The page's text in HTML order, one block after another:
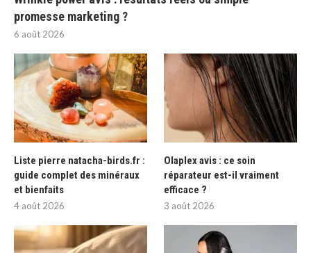
promesse marketing ?
6 août 2026
Liste pierre natacha-birds.fr :
guide complet des minéraux
et bienfaits
4 août 2026
Olaplex avis : ce soin
réparateur est-il vraiment
efficace ?
3 août 2026